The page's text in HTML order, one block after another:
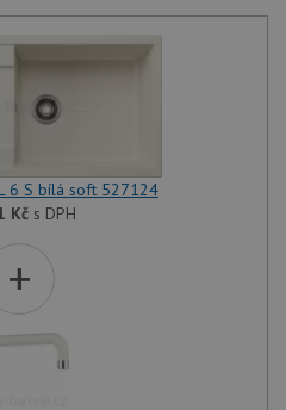
6 S bílá soft 527124
Kčs DPH
+